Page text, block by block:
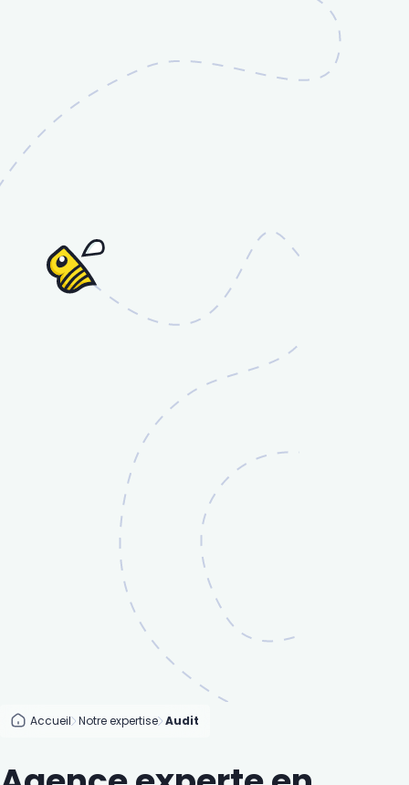
Accueil Notre expertise Audit